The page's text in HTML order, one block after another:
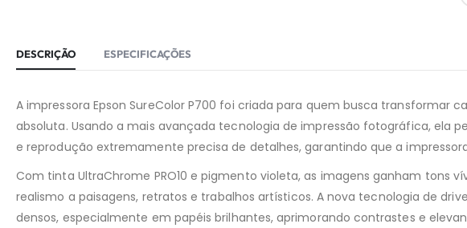
DESCRIÇÃO ESPECIFICAÇÕES
A impressora Epson SureColor P700 foi criada para quem busca
absoluta. Usando a mais avançada tecnologia de impressão fotográfica, ela
e reprodução extremamente precisa de detalhes, garantindo que a
Com tinta UltraChrome PRO10 e pigmento violeta, as imagens ganham
realismo a paisagens, retratos e trabalhos artísticos. A nova tecnologia de
densos, especialmente em papéis brilhantes, aprimorando contrastes e